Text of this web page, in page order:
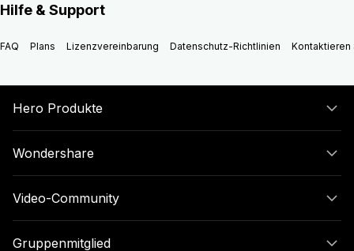
Hilfe & Support
FAQ Plans Lizenzvereinbarung Datenschutz-Richtlinien Kontaktieren
Hero Produkte
Wondershare
Video-Community
Gruppenmitglied